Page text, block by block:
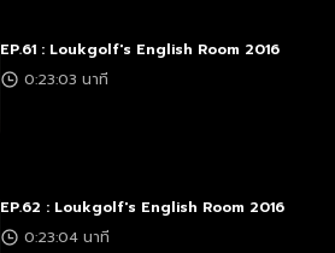
EP.61 : Loukgolf's English Room 2016
0:23:03 นาที
EP.62 : Loukgolf's English Room 2016
0:23:04 นาที